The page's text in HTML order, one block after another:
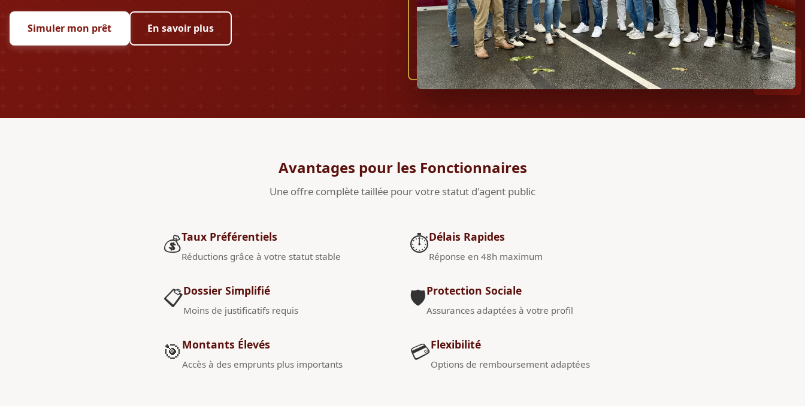
Simuler mon prêt En savoir plus
Avantages pour les Fonctionnaires
Une offre complète taillée pour votre statut d'agent public
💰Taux Préférentiels
Réductions grâce à votre statut stable
📋Dossier Simplifié
Moins de justificatifs requis
🎯 Montants Élevés
Accès à des emprunts plus importants
⏱️Délais Rapides
Réponse en 48h maximum
🛡️Protection Sociale
Assurances adaptées à votre profil
💳Flexibilité
Options de remboursement adaptées